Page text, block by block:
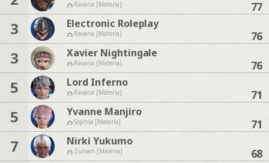
Ravana [Materia] 77
3 Electronic Roleplay
Ravana [Materia] 76
3 Xavier Nightingale
Ravana [Materia] 76
5 Lord Inferno
Ravana [Materia] 71
5 Yvanne Manjiro
Sophia [Materia] 71
7 Nirki Yukumo
Zurvan [Materia] 68